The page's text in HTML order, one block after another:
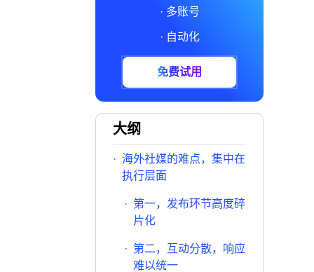
· 多账号
· 自动化
免费试用
大纲
· 海外社媒的难点，集中在
执行层面
· 第一，发布环节高度碎
片化
· 第二，互动分散，响应
难以统一